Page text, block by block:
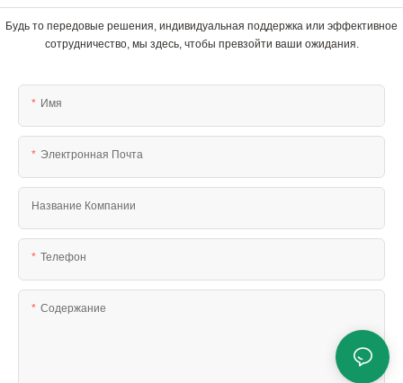
Будь то передовые решения, индивидуальная поддержка или эффективное
сотрудничество, мы здесь, чтобы превзойти ваши ожидания.
Имя
Электронная Почта
Название Компании
Телефон
Содержание